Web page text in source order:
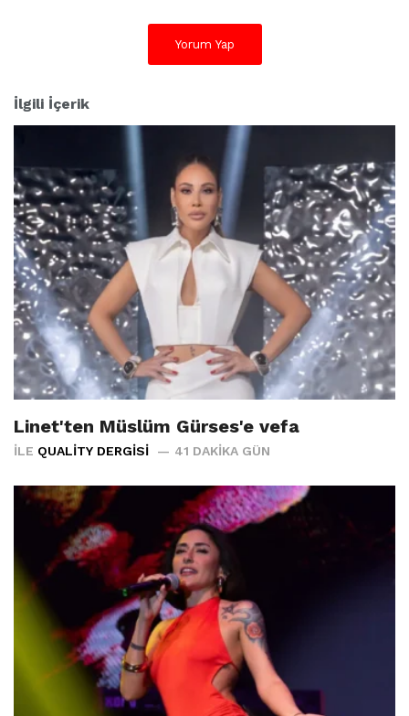
Yorum Yap
İlgili İçerik
Linet'ten Müslüm Gürses'e vefa
İLE QUALITY DERGISI 41 DAKIKA GÜN